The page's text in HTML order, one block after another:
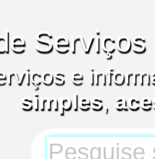
e
simples,